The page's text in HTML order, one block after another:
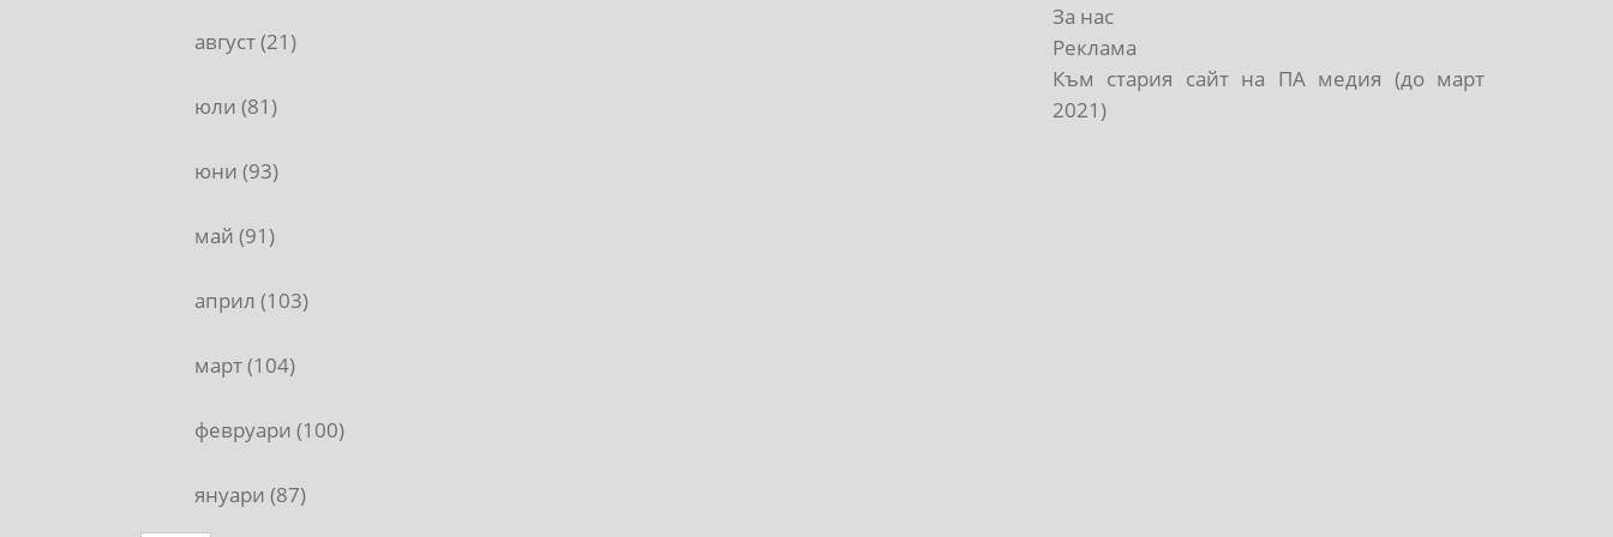
август (21)
юли (81)
юни (93)
май (91)
април (103)
март (104)
февруари (100)
януари (87)
За нас
Реклама
Към стария сайт на ПА медия (до март
2021)